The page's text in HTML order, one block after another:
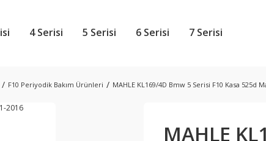
4 Serisi 5 Serisi 6 Serisi 7 Serisi
F10 Periyodik Bakım Ürünleri MAHLE KL169/4D Bmw 5 Serisi F10 Kasa 525d
MAHLE